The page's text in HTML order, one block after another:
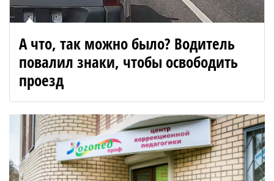
А что, так можно было? Водитель
повалил знаки, чтобы освободить
проезд